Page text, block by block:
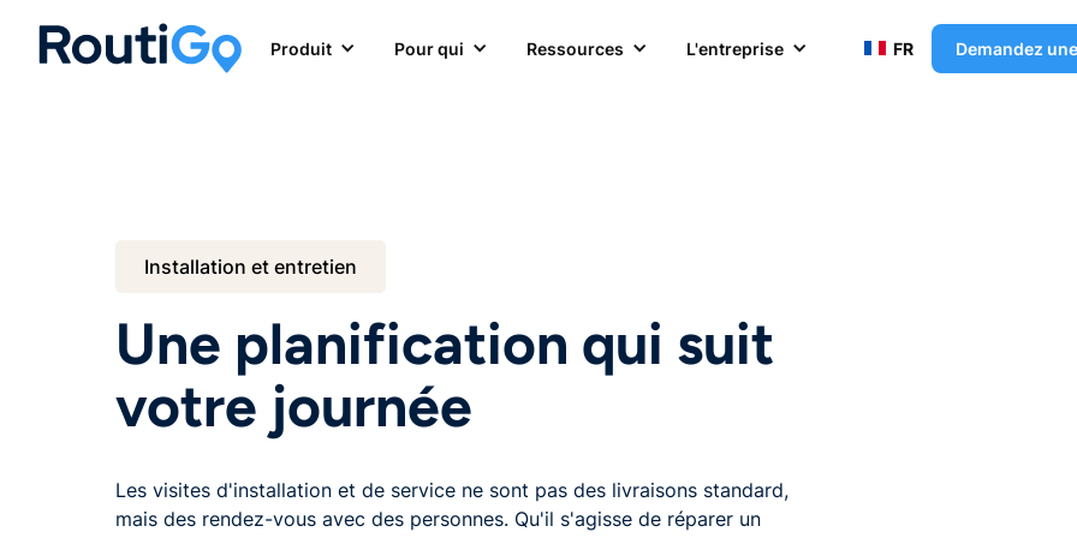
Produit Pour qui Ressources L'entreprise FR Demandez
Installation et entretien
Une planification qui suit
votre journée
Les visites d'installation et de service ne sont pas des livraisons standard,
mais des rendez-vous avec des personnes. Qu'il s'agisse de réparer un